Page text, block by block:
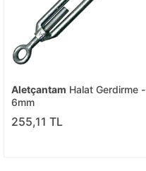
Aletçantam Halat Gerdirme -
6mm
255,11 TL